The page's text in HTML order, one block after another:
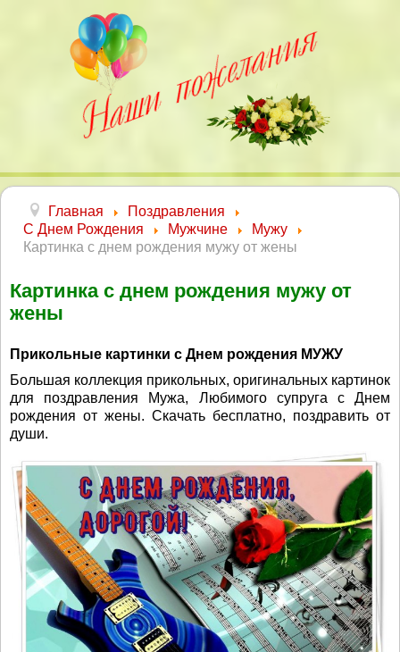
Главная
Поздравления
С Днем Рождения
Мужчине
Мужу
Картинка с днем рождения мужу от жены
Картинка с днем рождения мужу от
жены
Прикольные картинки с Днем рождения МУЖУ
Большая коллекция прикольных, оригинальных картинок
для поздравления Мужа, Любимого супруга с Днем
рождения от жены. Скачать бесплатно, поздравить от
души.